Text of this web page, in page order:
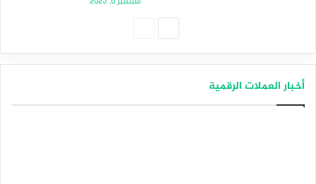
أخبار العملات الرقمية